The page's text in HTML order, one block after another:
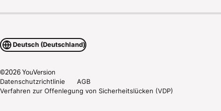
Deutsch (Deutschland)
©2026YouVersion
Datenschutzrichtlinie
AGB
Verfahren zur Offenlegung von Sicherheitslücken (VDP)